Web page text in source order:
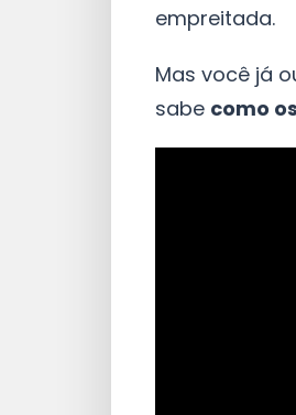
empreitada.
Mas você já
sabe como